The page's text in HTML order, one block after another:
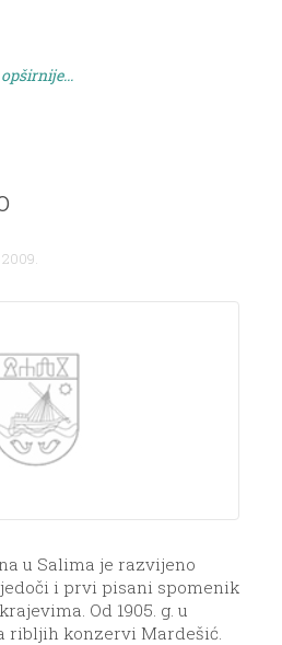
opširnije...
u Salima je razvijeno
i prvi pisani spomenik
Od 1905. g. u
ribljih konzervi Mardešić.